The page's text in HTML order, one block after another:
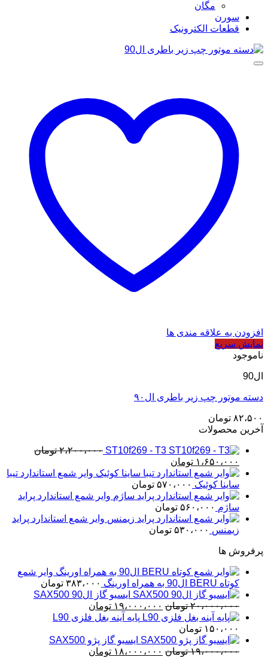
مگان
سورن
قطعات الکترونیک
افزودن به علاقه مندی ها
نمایش سریع
ناموجود
ال90
دسته موتور چپ زیر باطری ال۹۰
۸۲،۵۰۰ تومان
آخرین محصولات
ST10f269 - T3 ۲،۲۰۰،۰۰۰ تومان
قیمت
اصلی
۲،۲۰۰،۰۰۰ تومان
بود.
۱،۶۵۰،۰۰۰ تومان
فعلی
است.
وایر شمع استاندارد تیبا
ساینا کوئیک ۵۷۰،۰۰۰ تومان
وایر شمع استاندارد پراید
ساژم ۵۶۰،۰۰۰ تومان
وایر شمع استاندارد پراید
زیمنس ۵۳۰،۰۰۰ تومان
پرفروش ها
وایر شمع
کوتاه BERU ال90 به همراه اورینگ
۳۸۳،۰۰۰ تومان
ایسیو گاز ال90 SAX500
۲۰،۰۰۰،۰۰۰ تومان قیمت
اصلی
بود.
۱۹،۰۰۰،۰۰۰ تومان
فعلی
است.
پایه آینه بغل فلزی L90
۱۵۰،۰۰۰ تومان
ایسیو گاز پژو SAX500
۱۹،۰۰۰،۰۰۰ تومان قیمت
۱۸،۰۰۰،۰۰۰ تومان